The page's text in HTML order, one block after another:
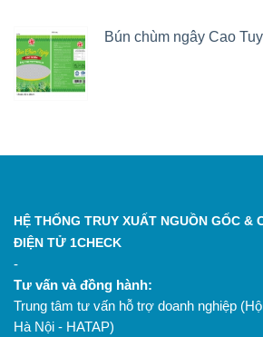
Bún chùm ngây Cao
HỆ THỐNG TRUY XUẤT NGUỒN GỐC &
ĐIỆN TỬ 1CHECK
-
Tư vấn và đồng hành:
Trung tâm tư vấn hỗ trợ doanh nghiệp
Hà Nội - HATAP)